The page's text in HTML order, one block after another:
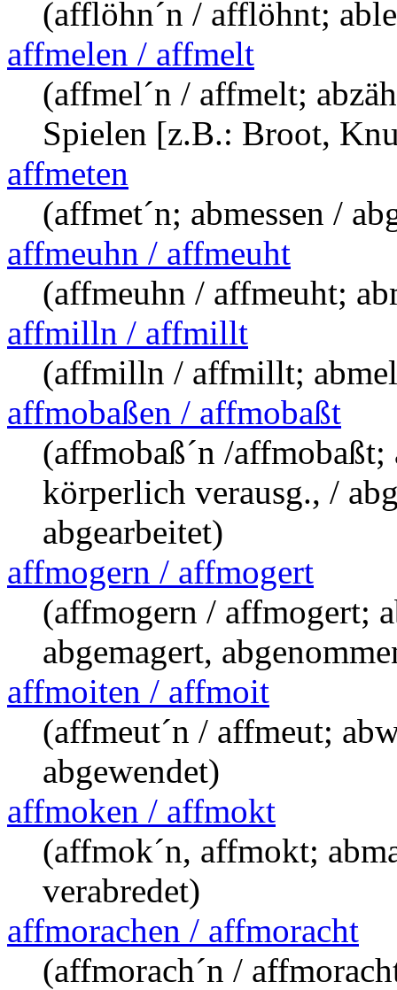
(afflöhn´n / afflöhnt;
affmelen / affmelt
(affmel´n / affmelt;
Spielen [z.B.: Broot,
affmeten
(affmet´n; abmessen /
affmeuhn / affmeuht
(affmeuhn / affmeuht;
affmilln / affmillt
(affmilln / affmillt;
affmobaßen / affmobaßt
(affmobaß´n /affmobaßt;
körperlich verausg., /
abgearbeitet)
affmogern / affmogert
(affmogern / affmogert;
abgemagert,
affmoiten / affmoit
(affmeut´n / affmeut;
abgewendet)
affmoken / affmokt
(affmok´n, affmokt;
verabredet)
affmorachen / affmoracht
(affmorach´n /